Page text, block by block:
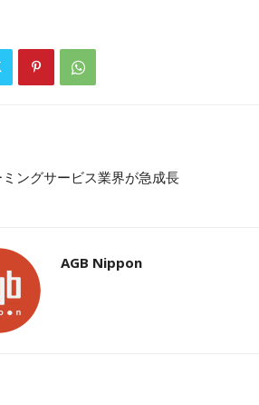
ングサービス業界が急成長
AGB Nippon